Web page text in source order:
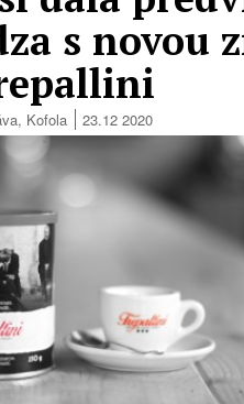
s novou
, Kofola 23.12 2020